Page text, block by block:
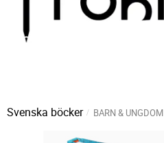
Svenska böcker BARN & UNGDOM